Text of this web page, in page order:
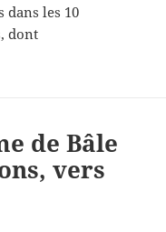
dans les 10
dont
de notation
de Bâle
vers